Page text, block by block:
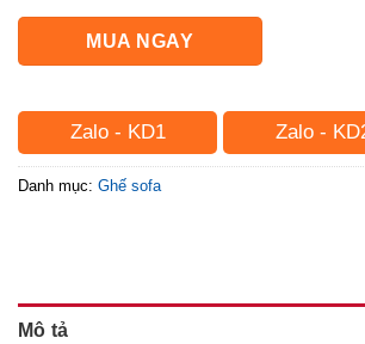
MUA NGAY
Zalo - KD1 Zalo -
Danh mục: Ghế sofa
Mô tả